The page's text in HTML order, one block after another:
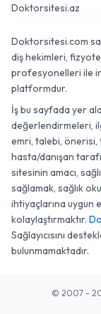
Doktorsitesi.az
Doktorsitesi.com
diş hekimleri,
profesyonelleri ile
platformdur.
İş bu sayfada yer
değerlendirmeleri,
emri, talebi, önerisi,
hasta/danışan
sitesinin amacı,
sağlamak, sağlık
ihtiyaçlarına uygun
kolaylaştırmaktır.
Sağlayıcısını
bulunmamaktadır.
© 2007 -